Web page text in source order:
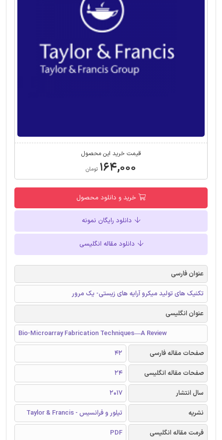
قیمت خرید این محصول
۱۶۴,۰۰۰ تومان
خرید و دانلود محصول
دانلود رایگان نمونه
دانلود مقاله انگلیسی
عنوان فارسی
تکنیک های تولید میکرو آرایه های زیستی- یک مرور
عنوان انگلیسی
Bio-Microarray Fabrication Techniques—A Review
صفحات مقاله فارسی
42
صفحات مقاله انگلیسی
24
سال انتشار
2017
نشریه
تیلور و فرانسیس - Taylor & Francis
فرمت مقاله انگلیسی
PDF